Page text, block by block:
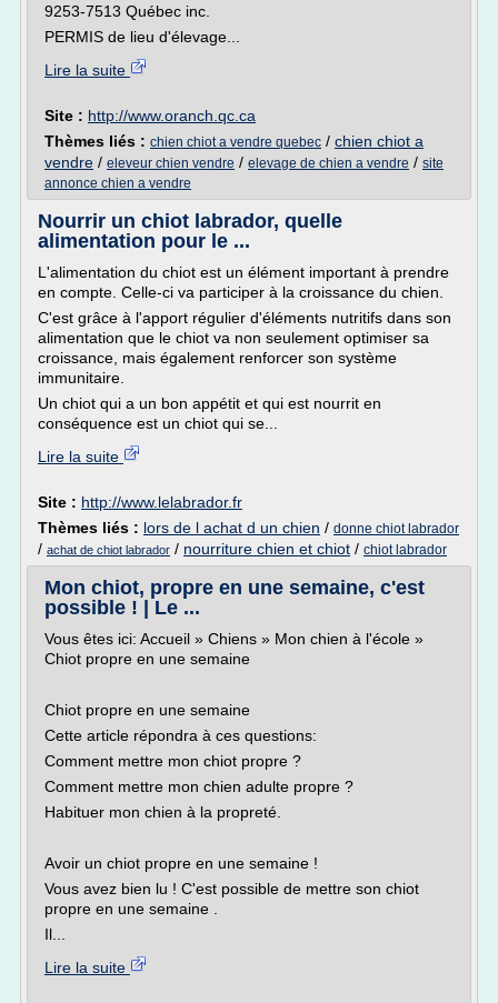
9253-7513 Québec inc.
PERMIS de lieu d'élevage...
Lire la suite
Site : http://www.oranch.qc.ca
Thèmes liés : chien chiot a vendre quebec / chien chiot a
vendre / eleveur chien vendre / elevage de chien a vendre / site
annonce chien a vendre
Nourrir un chiot labrador, quelle
alimentation pour le ...
L'alimentation du chiot est un élément important à prendre
en compte. Celle-ci va participer à la croissance du chien.
C'est grâce à l'apport régulier d'éléments nutritifs dans son
alimentation que le chiot va non seulement optimiser sa
croissance, mais également renforcer son système
immunitaire.
Un chiot qui a un bon appétit et qui est nourrit en
conséquence est un chiot qui se...
Lire la suite
Site : http://www.lelabrador.fr
Thèmes liés : lors de l achat d un chien / donne chiot labrador
/ achat de chiot labrador / nourriture chien et chiot / chiot labrador
Mon chiot, propre en une semaine, c'est
possible ! | Le ...
Vous êtes ici: Accueil » Chiens » Mon chien à l'école »
Chiot propre en une semaine
Chiot propre en une semaine
Cette article répondra à ces questions:
Comment mettre mon chiot propre ?
Comment mettre mon chien adulte propre ?
Habituer mon chien à la propreté.
Avoir un chiot propre en une semaine !
Vous avez bien lu ! C'est possible de mettre son chiot
propre en une semaine .
Il...
Lire la suite